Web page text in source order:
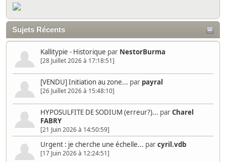
Sujets Récents
Kallitypie - Historique par NestorBurma
[28 Juillet 2026 à 17:18:51]
[VENDU] Initiation au zone... par payral
[26 Juillet 2026 à 15:48:10]
HYPOSULFITE DE SODIUM (erreur?)... parCharel
FABRY
[21 Juin 2026 à 14:50:59]
Urgent : je cherche une échelle... parcyril.vdb
[17 Juin 2026 à 12:24:51]